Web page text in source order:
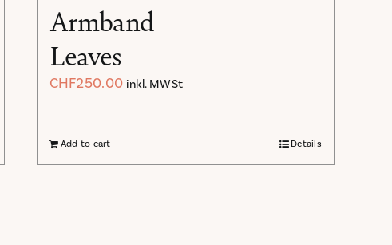
Armband
Leaves
CHF250.00 inkl. MWSt
Add to cart Details